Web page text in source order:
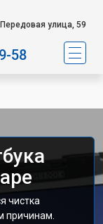
Передовая улица, 59
58
чистка
причинам.